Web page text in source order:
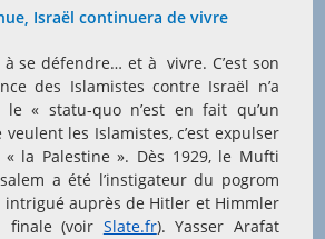
Israël continuera de vivre
se défendre… et à vivre. C’est son
des Islamistes contre Israël n’a
le « statu-quo n’est en fait qu’un
les Islamistes, c’est expulser
la Palestine ». Dès 1929, le Mufti
a été l’instigateur du pogrom
intrigué auprès de Hitler et Himmler
finale (voir Slate.fr). Yasser Arafat